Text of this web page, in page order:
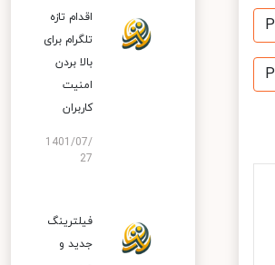
اقدام تازه
تلگرام برای
بالا بردن
امنیت
کاربران
1401/07/
27
فیلترینگ
جدید و